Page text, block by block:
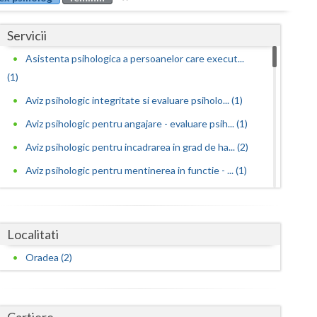
Buzau
Caras-Severin
Constanta
Covasna
Dambovita
Servicii
Asistenta psihologica a persoanelor care execut...
(1)
Aviz psihologic integritate si evaluare psiholo... (1)
Aviz psihologic pentru angajare - evaluare psih... (1)
Aviz psihologic pentru incadrarea in grad de ha... (2)
Aviz psihologic pentru mentinerea in functie - ... (1)
Aviz psihologic pentru obtinerea permisului de ... (1)
Aviz psihologic pentru ocuparea postului de ins...
Localitati
Oradea (2)